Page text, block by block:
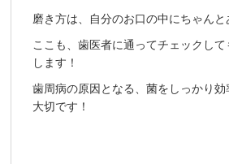
磨き方は、自分のお口の中にちゃんと
ここも、歯医者に通ってチェックし
します！
歯周病の原因となる、菌をしっかり
大切です！